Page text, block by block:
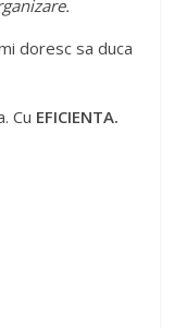
doresc sa duca
Cu EFICIENTA.